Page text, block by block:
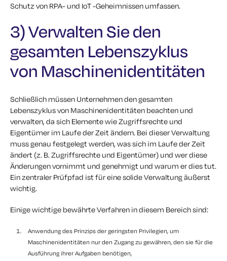
Schutz von RPA- und IoT -Geheimnissen umfassen.
3) Verwalten Sie den
gesamten Lebenszyklus
von Maschinenidentitäten
Schließlich müssen Unternehmen den gesamten
Lebenszyklus von Maschinenidentitäten beachten und
verwalten, da sich Elemente wie Zugriffsrechte und
Eigentümer im Laufe der Zeit ändern. Bei dieser Verwaltung
muss genau festgelegt werden, was sich im Laufe der Zeit
ändert (z. B. Zugriffsrechte und Eigentümer) und wer diese
Änderungen vornimmt und genehmigt und warum er dies tut.
Ein zentraler Prüfpfad ist für eine solide Verwaltung äußerst
wichtig.
Einige wichtige bewährte Verfahren in diesem Bereich sind:
Anwendung des Prinzips der geringsten Privilegien, um
Maschinenidentitäten nur den Zugang zu gewähren, den sie für die
Ausführung ihrer Aufgaben benötigen,